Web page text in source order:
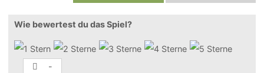
Wie bewertest du das Spiel?
-